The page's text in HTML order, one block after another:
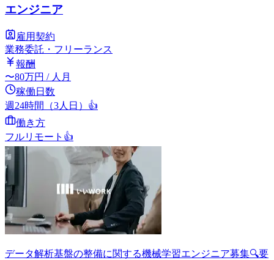
エンジニア
雇用契約
業務委託・フリーランス
報酬
〜80万円 / 人月
稼働日数
週24時間（3人日） 👍
働き方
フルリモート 👍
データ解析基盤の整備に関する機械学習エンジニア募集🔍要